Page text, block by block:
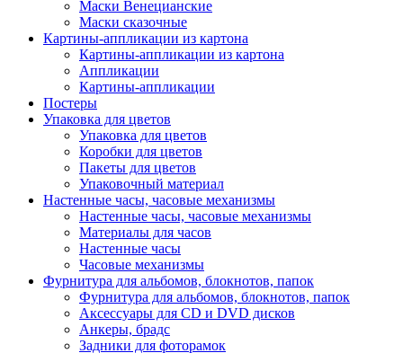
Маски Венецианские
Маски сказочные
Картины-аппликации из картона
Картины-аппликации из картона
Аппликации
Картины-аппликации
Постеры
Упаковка для цветов
Упаковка для цветов
Коробки для цветов
Пакеты для цветов
Упаковочный материал
Настенные часы, часовые механизмы
Настенные часы, часовые механизмы
Материалы для часов
Настенные часы
Часовые механизмы
Фурнитура для альбомов, блокнотов, папок
Фурнитура для альбомов, блокнотов, папок
Аксессуары для CD и DVD дисков
Анкеры, брадс
Задники для фоторамок